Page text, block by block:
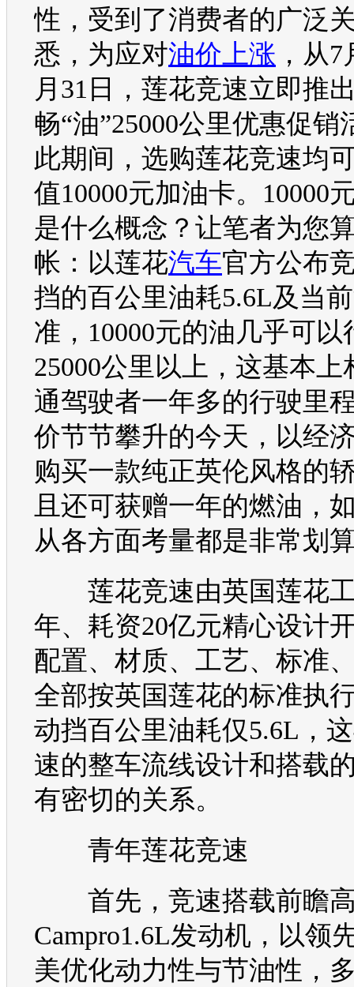
性，受到了消费者的广泛
悉，为应对油价上涨 ，从
月31日， 莲花竞速立即推
畅“油”25000公里优惠促销
此期间，选购莲花竞速均
值10000元加油卡。10000
是什么概念？让笔者为您
帐：以莲花汽车官方公布
挡的百公里油耗5.6L及当前
准，10000元的油几乎可以
25000公里以上，这基本上
通驾驶者一年多的行驶里
价节节攀升的今天，以经
购买一款纯正英伦风格的
且还可获赠一年的燃油，
从各方面考量都是非常划
莲花竞速由英国莲花
年、耗资20亿元精心设计
配置、材质、工艺、标准
全部按英国莲花的标准执
动挡百公里油耗仅5.6L，
速的整车流线设计和搭载
有密切的关系。
青年莲花竞速
首先，竞速搭载前瞻
Campro1.6L发动机 ，以领
美优化动力性与节油性，